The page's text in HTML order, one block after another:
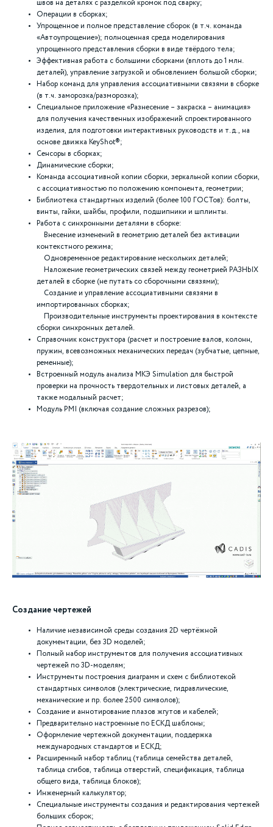
швов на деталях с разделкой кромок под сварку;
Операции в сборках;
Упрощенное и полное представление сборок (в т.ч. команда
«Автоупрощение»); полноценная среда моделирования
упрощенного представления сборки в виде твёрдого тела;
Эффективная работа с большими сборками (вплоть до 1 млн.
деталей), управление загрузкой и обновлением большой сборки;
Набор команд для управления ассоциативными связями в сборке
(в т.ч. заморозка/разморозка);
Специальное приложение «Разнесение – закраска – анимация»
для получения качественных изображений спроектированного
изделия, для подготовки интерактивных руководств и т.д., на
основе движка KeyShot®;
Сенсоры в сборках;
Динамические сборки;
Команда ассоциативной копии сборки, зеркальной копии сборки,
с ассоциативностью по положению компонента, геометрии;
Библиотека стандартных изделий (более 100 ГОСТов): болты,
винты, гайки, шайбы, профили, подшипники и шплинты.
Работа с синхронными деталями в сборке:
Внесение изменений в геометрию деталей без активации
контекстного режима;
Одновременное редактирование нескольких деталей;
Наложение геометрических связей между геометрией РАЗНЫХ
деталей в сборке (не путать со сборочными связями);
Создание и управление ассоциативными связями в
импортированных сборках;
Производительные инструменты проектирования в контексте
сборки синхронных деталей.
Справочник конструктора (расчет и построение валов, колонн,
пружин, всевозможных механических передач (зубчатые, цепные,
ременные);
Встроенный модуль анализа МКЭ Simulation для быстрой
проверки на прочность твердотельных и листовых деталей, а
также модальный расчет;
Модуль PMI (включая создание сложных разрезов);
Создание чертежей
Наличие независимой среды создания 2D чертёжной
документации, без 3D моделей;
Полный набор инструментов для получения ассоциативных
чертежей по 3D-моделям;
Инструменты построения диаграмм и схем с библиотекой
стандартных символов (электрические, гидравлические,
механические и пр. более 2500 символов);
Создание и аннотирование плазов жгутов и кабелей;
Предварительно настроенные по ЕСКД шаблоны;
Оформление чертежной документации, поддержка
международных стандартов и ЕСКД;
Расширенный набор таблиц (таблица семейства деталей,
таблица сгибов, таблица отверстий, спецификация, таблица
общего вида, таблица блоков);
Инженерный калькулятор;
Специальные инструменты создания и редактирования чертежей
больших сборок;